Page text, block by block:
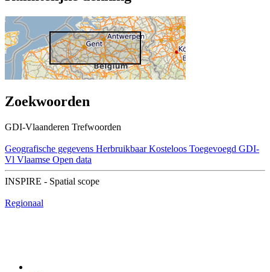
Zoekwoorden
GDI-Vlaanderen Trefwoorden
Geografische gegevens Herbruikbaar Kosteloos Toegevoegd GDI-
Vl Vlaamse Open data
INSPIRE - Spatial scope
Regionaal